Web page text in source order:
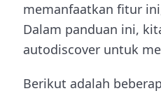
memanfaatkan fitur
Dalam panduan ini,
autodiscover untuk
Berikut adalah